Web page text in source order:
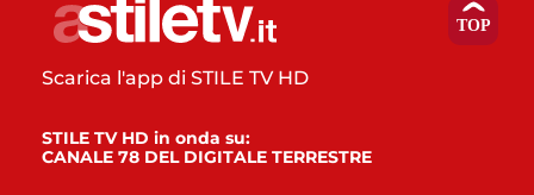
Scarica l'app di STILE TV HD
STILE TV HD in onda su:
CANALE 78 DEL DIGITALE TERRESTRE